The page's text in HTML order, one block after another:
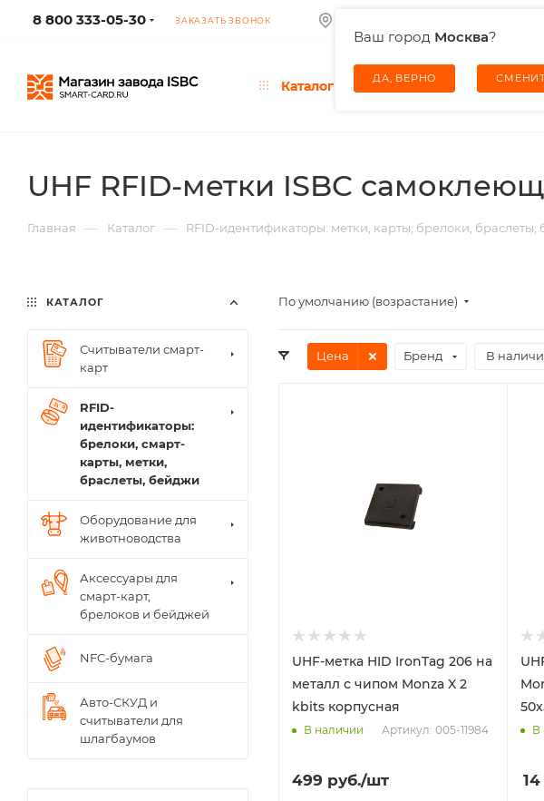
8 800 333-05-30 ЗАКАЗАТЬ ЗВОНОК
Ваш город Москва?
ДА, ВЕРНО
Каталог
UHF RFID-метки ISBC
Главная — Каталог — RFID-идентификаторы: метки, карты, брелоки, браслеты,
По умолчанию (возрастание)
Цена Бренд В
UHF-метка HID IronTag 206 на
металл с чипом Monza X 2
kbits корпусная
В наличии Артикул: 005-11984
499 руб./шт
В
14
КАТАЛОГ
Считыватели смарт-
карт
RFID-
идентификаторы:
брелоки, смарт-
карты, метки,
браслеты, бейджи
Оборудование для
животноводства
Аксессуары для
смарт-карт,
брелоков и бейджей
NFC-бумага
Авто-СКУД и
считыватели для
шлагбаумов